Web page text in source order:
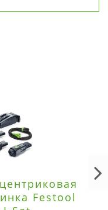
Festool